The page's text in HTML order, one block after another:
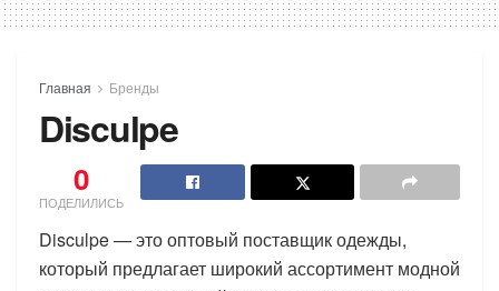
Главная Бренды
Disculpe
0
ПОДЕЛИЛИСЬ
Disculpe — это оптовый поставщик одежды,
который предлагает широкий ассортимент модной